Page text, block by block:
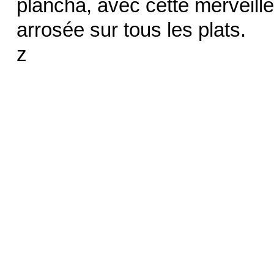
plancha, avec cette
arrosée sur tous les plats.
z